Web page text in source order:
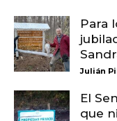
Para
Julián
El
que